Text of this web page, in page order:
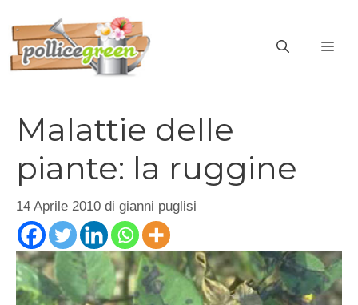
contenuto
Malattie delle
piante: la ruggine
14 Aprile 2010 di gianni puglisi